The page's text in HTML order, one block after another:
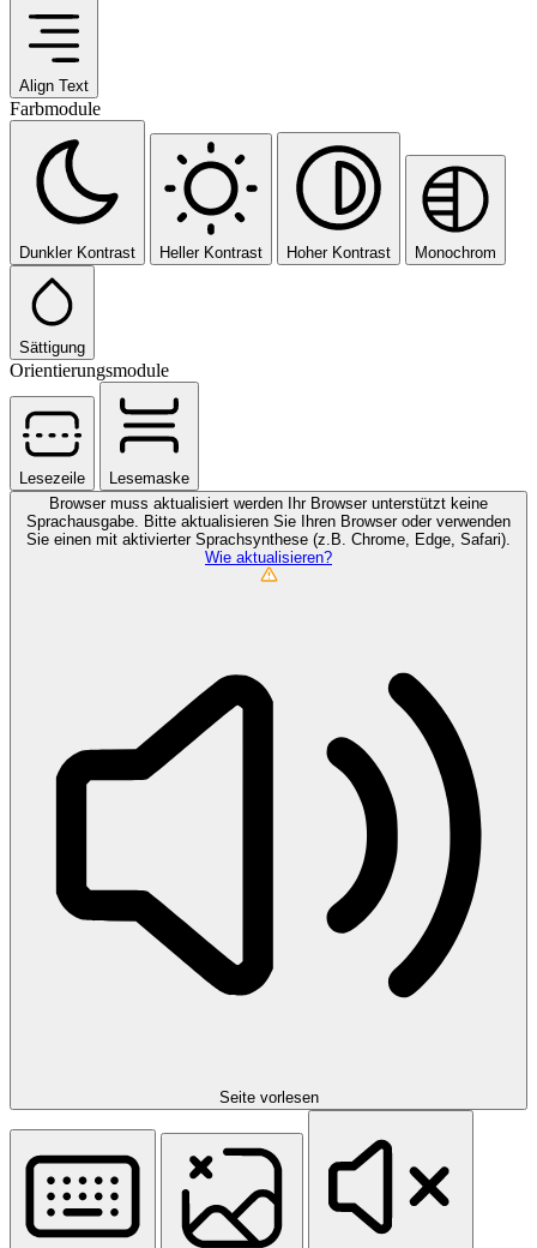
Align Text
Farbmodule
Dunkler Kontrast Heller Kontrast Hoher Kontrast Monochrom
Sättigung
Orientierungsmodule
Lesezeile
Lesemaske
Browser muss aktualisiert werden Ihr Browser unterstützt keine
Sprachausgabe. Bitte aktualisieren Sie Ihren Browser oder verwenden
Sie einen mit aktivierter Sprachsynthese (z.B. Chrome, Edge, Safari).
Wie aktualisieren?
Seite vorlesen